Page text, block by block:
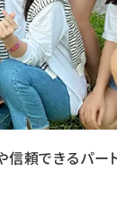
頼できるパー